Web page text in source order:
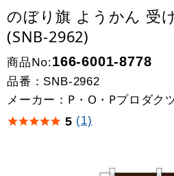
のぼり旗 ようかん 受
(SNB-2962)
商品No:166-6001-8778
品番： SNB-2962
メーカー：P・O・Pプロダク
5 (1)